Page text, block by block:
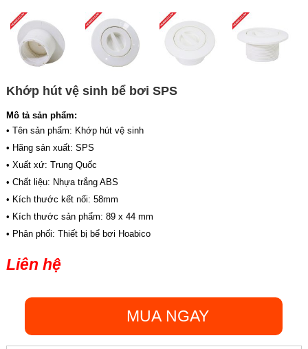
Khớp hút vệ sinh bể bơi SPS
Mô tả sản phẩm:
• Tên sản phẩm: Khớp hút vệ sinh
• Hãng sản xuất: SPS
• Xuất xứ: Trung Quốc
• Chất liệu: Nhựa trắng ABS
• Kích thước kết nối: 58mm
• Kích thước sản phẩm: 89 x 44 mm
• Phân phối: Thiết bị bể bơi Hoabico
Liên hệ
MUA NGAY